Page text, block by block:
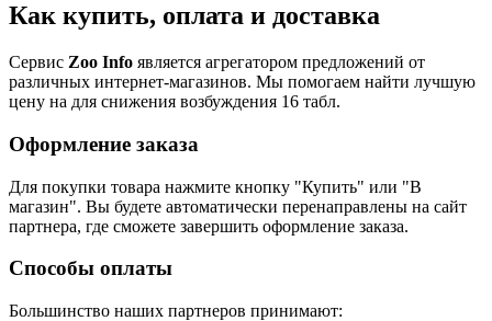
Как купить, оплата и доставка
Сервис Zoo Info является агрегатором предложений от
различных интернет-магазинов. Мы помогаем найти лучшую
цену на для снижения возбуждения 16 табл.
Оформление заказа
Для покупки товара нажмите кнопку "Купить" или "В
магазин". Вы будете автоматически перенаправлены на сайт
партнера, где сможете завершить оформление заказа.
Способы оплаты
Большинство наших партнеров принимают: